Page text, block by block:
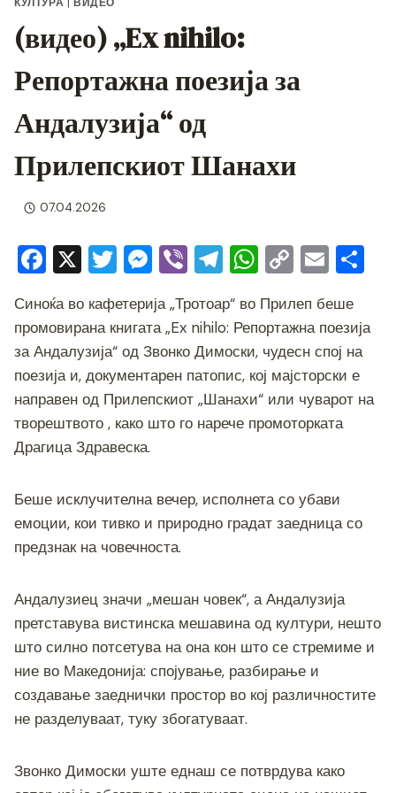
(видео) „Ex nihilo:
Репортажна поезија за
Андалузија“ од
Прилепскиот Шанахи
07.04.2026
F
a
c
e
b
o
o
k
X T
tt
er
M
ss
e
n
g
er
Vi
er
T
e
gr
a
m
W
at
s
A
p
p
C
p
y
Li
n
k
E
ai
l
ar
e
Синоќа во кафетерија „Тротоар“ во Прилеп беше
промовирана книгата „Ex nihilo: Репортажна поезија
за Андалузија“ од Звонко Димоски, чудесн спој на
поезија и, документарен патопис, кој мајсторски е
направен од Прилепскиот „Шанахи“ или чуварот на
творештвото , како што го нарече промоторката
Драгица Здравеска.
Беше исклучителна вечер, исполнета со убави
емоции, кои тивко и природно градат заедница со
предзнак на човечноста.
Андалузиец значи „мешан човек“, а Андалузија
претставува вистинска мешавина од култури, нешто
што силно потсетува на она кон што се стремиме и
ние во Македонија: спојување, разбирање и
создавање заеднички простор во кој различностите
не разделуваат, туку збогатуваат.
Звонко Димоски уште еднаш се потврдува како